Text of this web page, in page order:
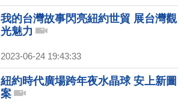
我的台灣故事閃亮紐約世貿 展台灣觀
光魅力
2023-06-24 19:43:33
紐約時代廣場跨年夜水晶球 安上新圖
案